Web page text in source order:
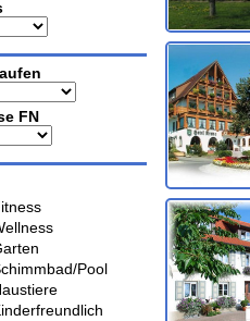
FN
Pool